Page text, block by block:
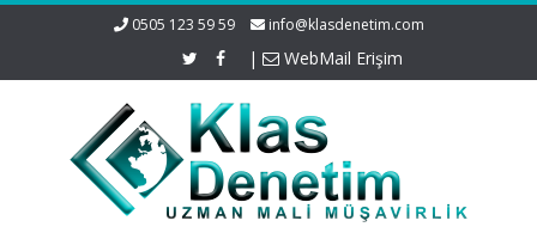
0505 123 59 59 info@klasdenetim.com
| WebMail Erişim